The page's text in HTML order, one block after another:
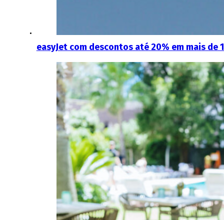
easyJet com descontos até 20% em mais de